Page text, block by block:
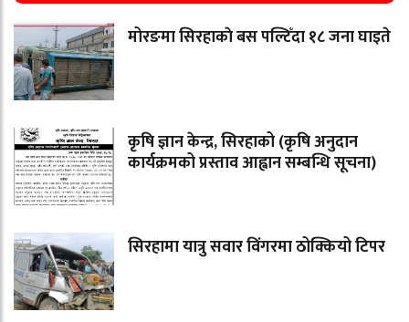
मोरङमा सिरहाकाे बस पल्टिँदा १८ जना घाइते
कृषि ज्ञान केन्द्र, सिरहाको (कृषि अनुदान
कार्यक्रमको प्रस्ताव आह्वान सम्बन्धि सूचना)
सिरहामा यात्रु सवार विंगरमा ठोक्कियो टिपर